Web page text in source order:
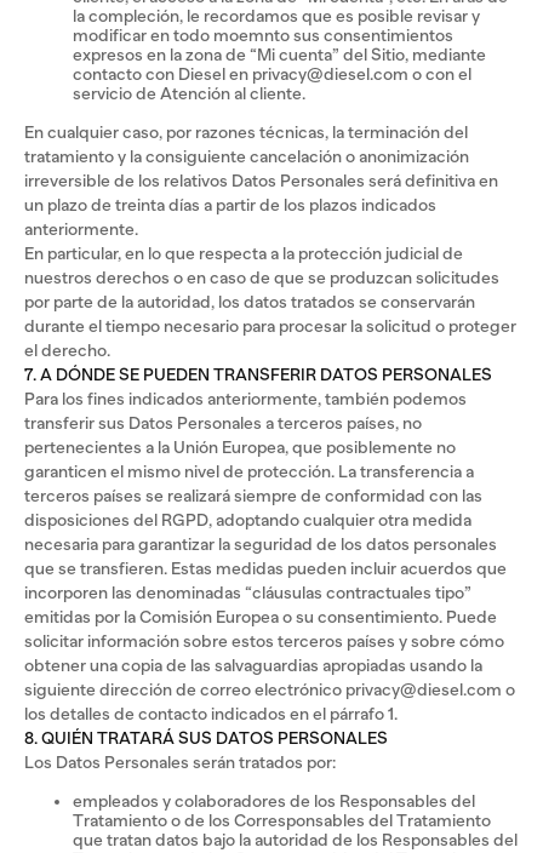
la compleción, le recordamos que es posible revisar y
modificar en todo moemnto sus consentimientos
expresos en la zona de “Mi cuenta” del Sitio, mediante
contacto con Diesel en privacy@diesel.com o con el
servicio de Atención al cliente.
En cualquier caso, por razones técnicas, la terminación del
tratamiento y la consiguiente cancelación o anonimización
irreversible de los relativos Datos Personales será definitiva en
un plazo de treinta días a partir de los plazos indicados
anteriormente.
En particular, en lo que respecta a la protección judicial de
nuestros derechos o en caso de que se produzcan solicitudes
por parte de la autoridad, los datos tratados se conservarán
durante el tiempo necesario para procesar la solicitud o proteger
el derecho.
7. A DÓNDE SE PUEDEN TRANSFERIR DATOS PERSONALES
Para los fines indicados anteriormente, también podemos
transferir sus Datos Personales a terceros países, no
pertenecientes a la Unión Europea, que posiblemente no
garanticen el mismo nivel de protección. La transferencia a
terceros países se realizará siempre de conformidad con las
disposiciones del RGPD, adoptando cualquier otra medida
necesaria para garantizar la seguridad de los datos personales
que se transfieren. Estas medidas pueden incluir acuerdos que
incorporen las denominadas “cláusulas contractuales tipo”
emitidas por la Comisión Europea o su consentimiento. Puede
solicitar información sobre estos terceros países y sobre cómo
obtener una copia de las salvaguardias apropiadas usando la
siguiente dirección de correo electrónico privacy@diesel.com o
los detalles de contacto indicados en el párrafo 1.
8. QUIÉN TRATARÁ SUS DATOS PERSONALES
Los Datos Personales serán tratados por:
empleados y colaboradores de los Responsables del
Tratamiento o de los Corresponsables del Tratamiento
que tratan datos bajo la autoridad de los Responsables del